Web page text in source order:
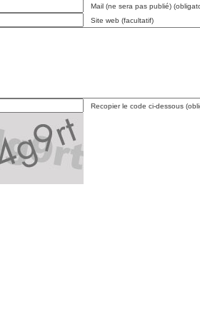
Mail (ne sera pas publié)
Site web (facultatif)
Recopier le code ci-dessous